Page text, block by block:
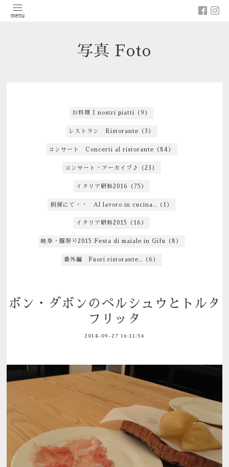
写真 Foto
お料理 I nostri piatti（9）
レストラン Ristorante（3）
コンサート Concerti al ristorante（84）
コンサート・アーカイブ♪（23）
イタリア研修2016（75）
厨房にて・・ Al lavoro in cucina..（1）
イタリア研修2015（16）
岐阜・豚祭り2015 Festa di maiale in Gifu（8）
番外編 Fuori ristorante..（6）
ボン・ダボンのペルシュウとトルタ
フリッタ
2014-09-27 16:11:56